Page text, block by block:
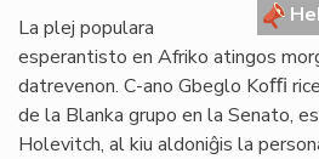
La plej populara
esperantisto en Afriko atingos
datrevenon. C-ano Gbeglo Koﬃ
de la Blanka grupo en la Senato,
Holevitch, al kiu aldoniĝis la